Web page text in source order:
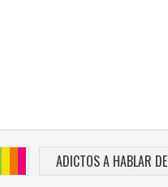
ADICTOS A HABLAR DE